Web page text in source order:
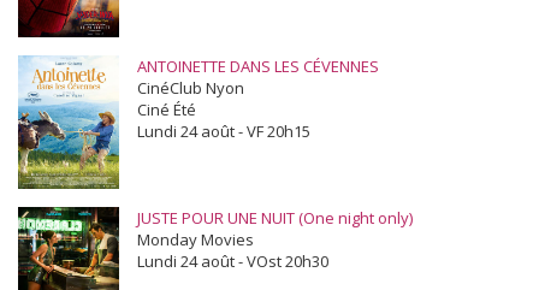
ANTOINETTE DANS LES CÉVENNES
CinéClub Nyon
Ciné Été
Lundi 24 août - VF 20h15
JUSTE POUR UNE NUIT (One night only)
Monday Movies
Lundi 24 août - VOst 20h30